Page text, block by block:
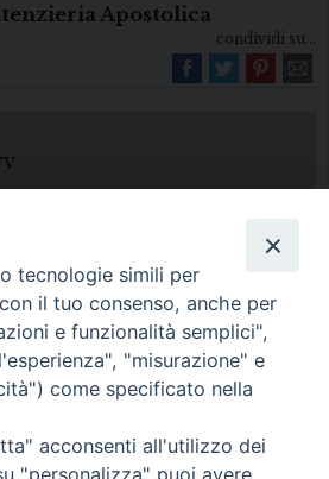
Apostolica
condividi su...
Rapolla Venosa
85025 MELFI (PZ) •
Tel. 0972238604
tecnologie simili per
il tuo consenso, anche per
e funzionalità semplici",
"misurazione" e
come specificato nella
acconsenti all'utilizzo dei